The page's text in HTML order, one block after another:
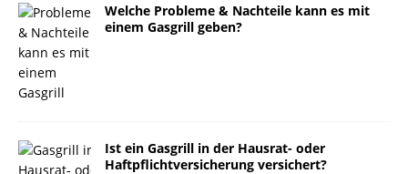
Welche Probleme & Nachteile kann es mit
einem Gasgrill geben?
Ist ein Gasgrill in der Hausrat- oder
Haftpflichtversicherung versichert?